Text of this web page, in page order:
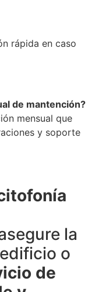
rápida en caso
de mantención?
mensual que
y soporte
la
o
de